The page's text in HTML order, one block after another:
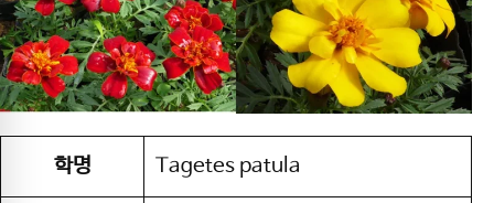
학명 Tagetes patula